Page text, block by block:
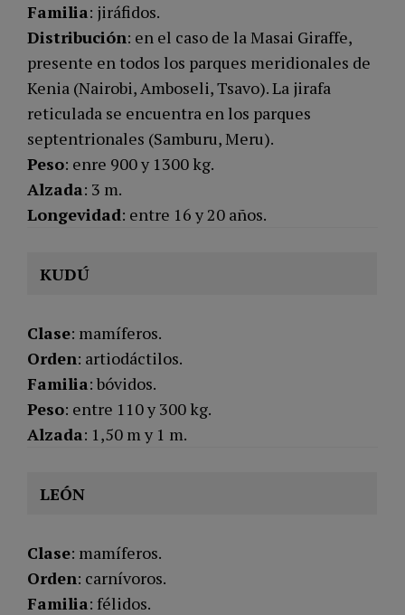
Familia: jiráfidos.
Distribución: en el caso de la Masai Giraffe,
presente en todos los parques meridionales de
Kenia (Nairobi, Amboseli, Tsavo). La jirafa
reticulada se encuentra en los parques
septentrionales (Samburu, Meru).
Peso: enre 900 y 1300 kg.
Alzada: 3 m.
Longevidad: entre 16 y 20 años.
KUDÚ
Clase: mamíferos.
Orden: artiodáctilos.
Familia: bóvidos.
Peso: entre 110 y 300 kg.
Alzada: 1,50 m y 1 m.
LEÓN
Clase: mamíferos.
Orden: carnívoros.
Familia: félidos.